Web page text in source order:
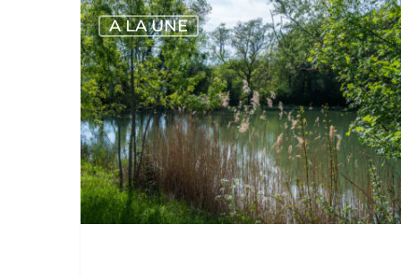
Hit enter to search or ESC to close
Publication
de
l’Atlas
des
espaces
protégés
en
France
A LA UNE